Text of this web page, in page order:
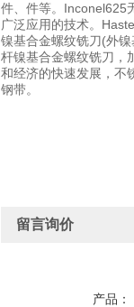
件、件等。Inconel625
广泛应用的技术。
镍基合金螺纹铣刀(外
杆镍基合金螺纹铣刀
和经济的快速发展，不
钢带。
留言询价
产品：